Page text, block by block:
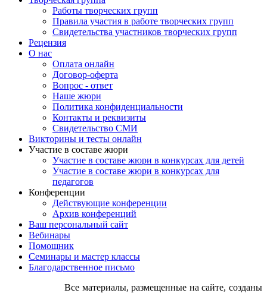
Творческая группа
Работы творческих групп
Правила участия в работе творческих групп
Свидетельства участников творческих групп
Рецензия
О нас
Оплата онлайн
Договор-оферта
Вопрос - ответ
Наше жюри
Политика конфиденциальности
Контакты и реквизиты
Свидетельство СМИ
Викторины и тесты онлайн
Участие в составе жюри
Участие в составе жюри в конкурсах для детей
Участие в составе жюри в конкурсах для
педагогов
Конференции
Действующие конференции
Архив конференций
Ваш персональный сайт
Вебинары
Помощник
Семинары и мастер классы
Благодарственное письмо